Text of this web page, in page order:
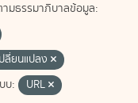
มธรรมาภิบาลข้อมูล:
ลี่ยนแปลง
บ:
URL